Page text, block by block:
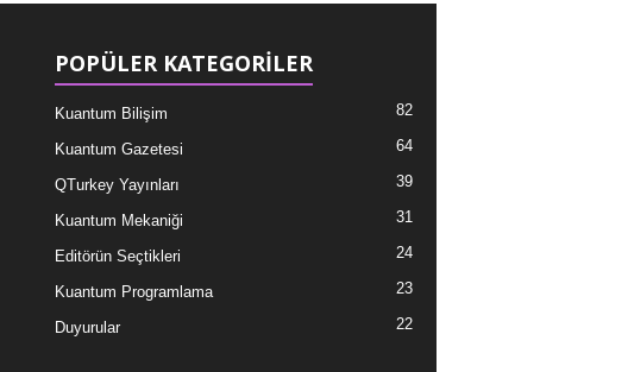
POPÜLER KATEGORİLER
Kuantum Bilişim 82
Kuantum Gazetesi 64
QTurkey Yayınları 39
Kuantum Mekaniği 31
Editörün Seçtikleri 24
Kuantum Programlama 23
Duyurular 22